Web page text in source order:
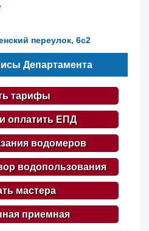
переулок, 6с2
Департамента
тарифы
оплатить ЕПД
водомеров
водопользования
мастера
приемная